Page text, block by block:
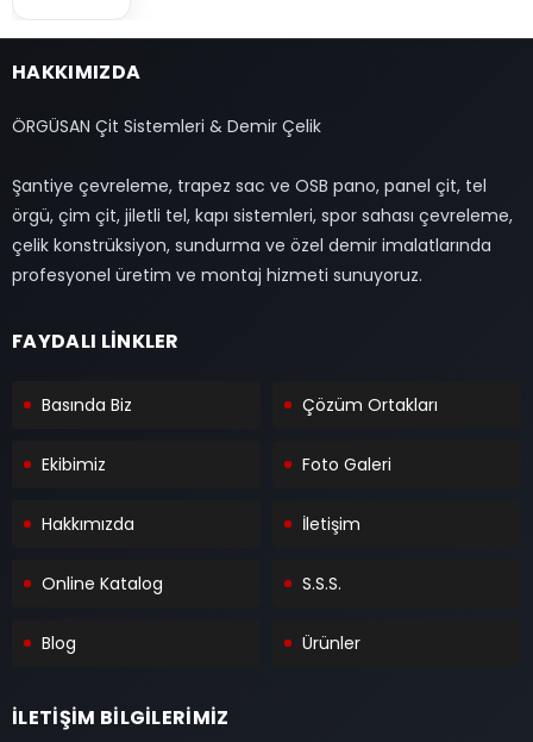
HAKKIMIZDA
ÖRGÜSAN Çit Sistemleri & Demir Çelik
Şantiye çevreleme, trapez sac ve OSB pano, panel çit, tel
örgü, çim çit, jiletli tel, kapı sistemleri, spor sahası çevreleme,
çelik konstrüksiyon, sundurma ve özel demir imalatlarında
profesyonel üretim ve montaj hizmeti sunuyoruz.
FAYDALI LİNKLER
Basında Biz Çözüm Ortakları
Ekibimiz Foto Galeri
Hakkımızda İletişim
Online Katalog S.S.S.
Blog Ürünler
İLETİŞİM BİLGİLERİMİZ